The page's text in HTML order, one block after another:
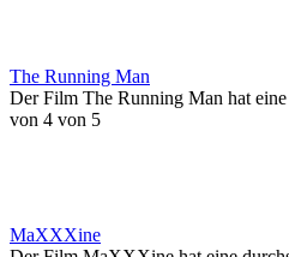
The Running Man
Der Film The Running Man hat
von 4 von 5
MaXXXine